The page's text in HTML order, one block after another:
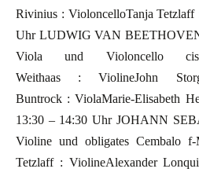
Rivinius : VioloncelloTanja
Uhr LUDWIG VAN
Viola und Violoncello
Weithaas : ViolineJohn
Buntrock : ViolaMarie-Elisabeth
13:30 – 14:30 Uhr JOHANN
Violine und obligates Cembalo
Tetzlaff : ViolineAlexander